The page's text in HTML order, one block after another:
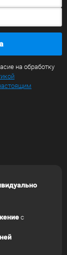
на обработку
с